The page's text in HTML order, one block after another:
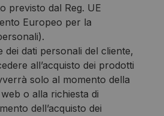
previsto dal Reg. UE
Europeo per la
dei dati personali del cliente,
all’acquisto dei prodotti
solo al momento della
o alla richiesta di
dell’acquisto dei